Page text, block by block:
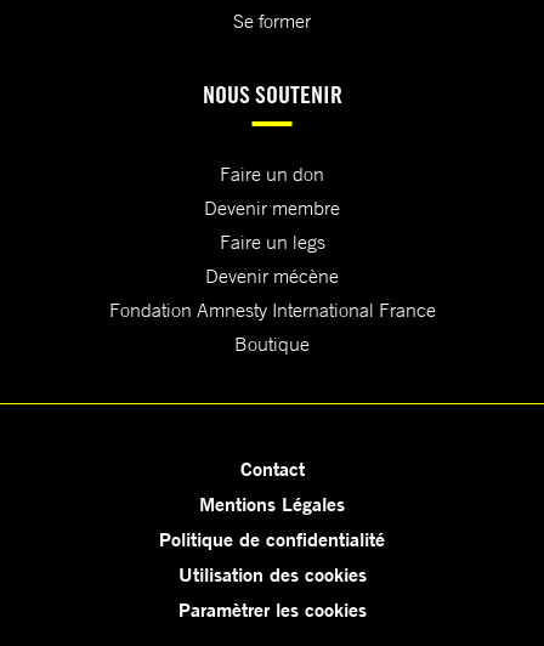
Se former
NOUS SOUTENIR
Faire un don
Devenir membre
Faire un legs
Devenir mécène
Fondation Amnesty International France
Boutique
Contact
Mentions Légales
Politique de confidentialité
Utilisation des cookies
Paramètrer les cookies